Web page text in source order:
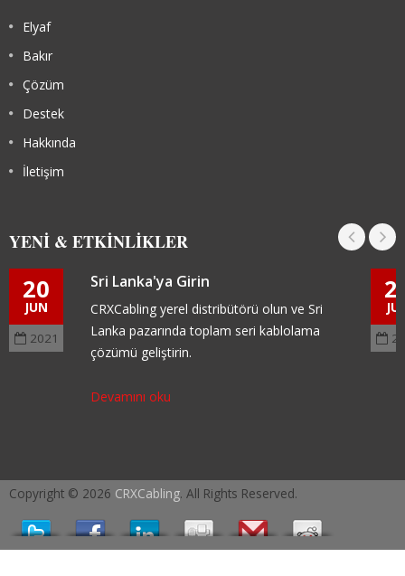
Elyaf
Bakır
Çözüm
Destek
Hakkında
İletişim
YENI & ETKINLIKLER
20
JUN
2021
Sri Lanka'ya Girin
CRXCabling yerel distribütörü olun ve Sri
Lanka pazarında toplam seri kablolama
çözümü geliştirin.
Devamını oku
Copyright © 2026 CRXCabling. All Rights Reserved.